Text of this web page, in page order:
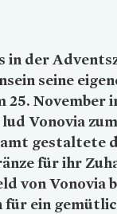
in der
seine
25. November
Vonovia
gestaltete
für ihr
vonVonovia
für ein